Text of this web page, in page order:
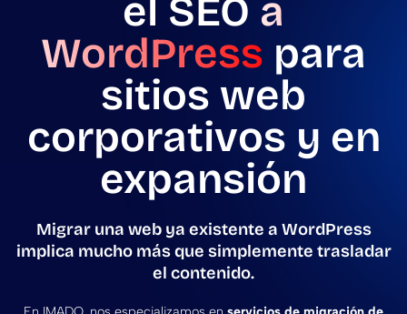
el SEO a
WordPress para
sitios web
corporativos y en
expansión
Migrar una web ya existente a WordPress
implica mucho más que simplemente trasladar
el contenido.